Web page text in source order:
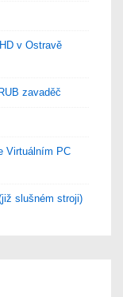
v Ostravě
zavaděč
Virtuálním PC
slušném stroji)